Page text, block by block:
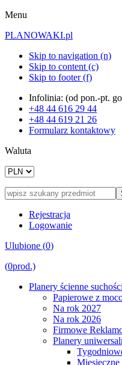
Menu
PLANOWAKI.pl
Skip to navigation (n)
Skip to content (c)
Skip to footer (f)
Infolinia: (od pon.-pt.
+48 44 616 29 44
+48 44 619 21 26
Formularz kontaktowy
Waluta
Rejestracja
Logowanie
Ulubione (0)
(0prod.)
Planery ścienne
Papierowe z
Na rok 2027
Na rok 2026
Firmowe
Planery
Miesięczne